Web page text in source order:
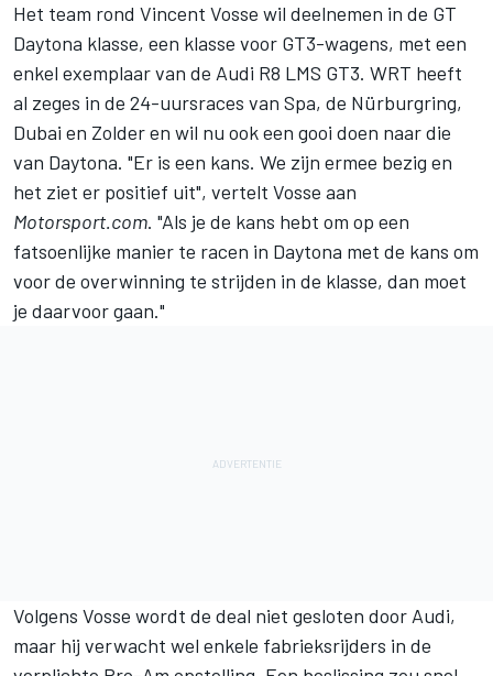
Het team rond Vincent Vosse wil deelnemen in de GT
Daytona klasse, een klasse voor GT3-wagens, met een
enkel exemplaar van de Audi R8 LMS GT3. WRT heeft
al zeges in de 24-uursraces van Spa, de Nürburgring,
Dubai en Zolder en wil nu ook een gooi doen naar die
van Daytona. "Er is een kans. We zijn ermee bezig en
het ziet er positief uit", vertelt Vosse aan
Motorsport.com. "Als je de kans hebt om op een
fatsoenlijke manier te racen in Daytona met de kans om
voor de overwinning te strijden in de klasse, dan moet
je daarvoor gaan."
Volgens Vosse wordt de deal niet gesloten door Audi,
maar hij verwacht wel enkele fabrieksrijders in de